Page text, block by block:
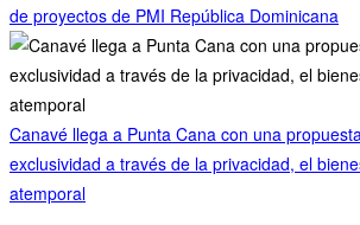
de proyectos de PMI República Dominicana
Canavé llega a Punta Cana con una
exclusividad a través de la privacidad, el
atemporal